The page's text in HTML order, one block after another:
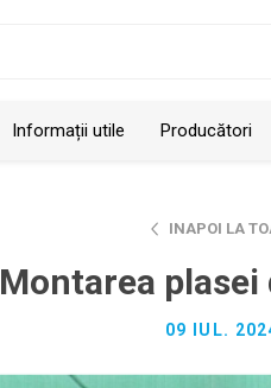
Informații utile Producători
Geo Polska
INAPOI LA
Montarea
09 IUL.